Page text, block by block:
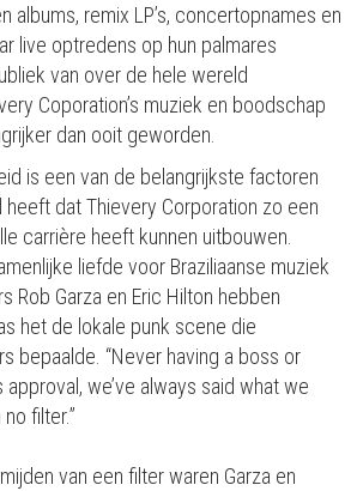
albums, remix LP’s, concertopnames en
live optredens op hun palmares
van over de hele wereld
Coporation’s muziek en boodschap
dan ooit geworden.
is een van de belangrijkste factoren
dat Thievery Corporation zo een
carrière heeft kunnen uitbouwen.
liefde voor Braziliaanse muziek
Rob Garza en Eric Hilton hebben
het de lokale punk scene die
bepaalde. “Never having a boss or
approval, we’ve always said what we
filter.”
van een filter waren Garza en